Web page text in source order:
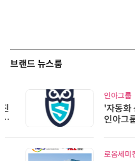
브랜드 뉴스룸
'자동화 산업의 새로운 가능성'…
인아그룹 전국 7개 도시 세미나 페
어 개최
로옴세미컨덕터코리아